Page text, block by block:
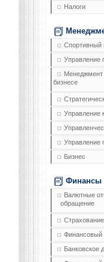
Налоги
Спортивный
Управление
Менеджмент
бизнесе
Управление
Управление
Бизнес
Финансы
Валютные
обращение
Страхование
Финансовый
Банковское